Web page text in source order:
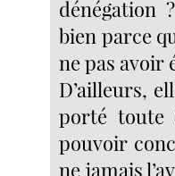
dénégation
bien parce
ne pas avoir
D’ailleurs,
porté toute
pouvoir
ne jamais